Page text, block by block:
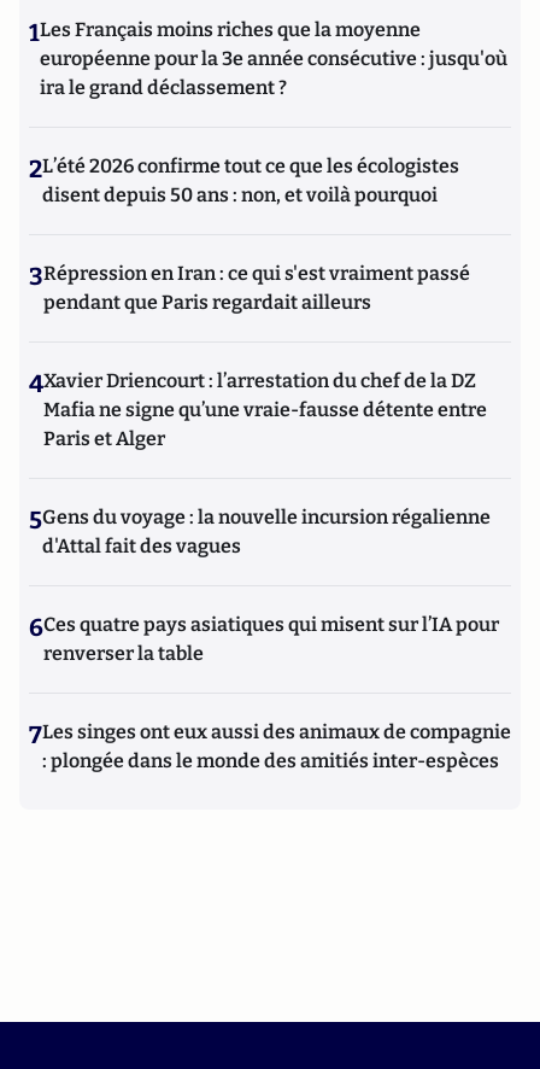
1Les Français moins riches que la moyenne
européenne pour la 3e année consécutive : jusqu'où
ira le grand déclassement ?
2L’été 2026 confirme tout ce que les écologistes
disent depuis 50 ans : non, et voilà pourquoi
3Répression en Iran : ce qui s'est vraiment passé
pendant que Paris regardait ailleurs
4Xavier Driencourt : l’arrestation du chef de la DZ
Mafia ne signe qu’une vraie-fausse détente entre
Paris et Alger
5Gens du voyage : la nouvelle incursion régalienne
d'Attal fait des vagues
6Ces quatre pays asiatiques qui misent sur l’IA pour
renverser la table
7Les singes ont eux aussi des animaux de compagnie
: plongée dans le monde des amitiés inter-espèces